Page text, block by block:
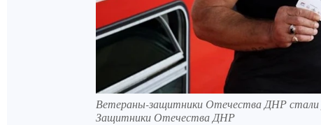
Ветераны-защитники Отечества ДНР стали
Защитники Отечества ДНР